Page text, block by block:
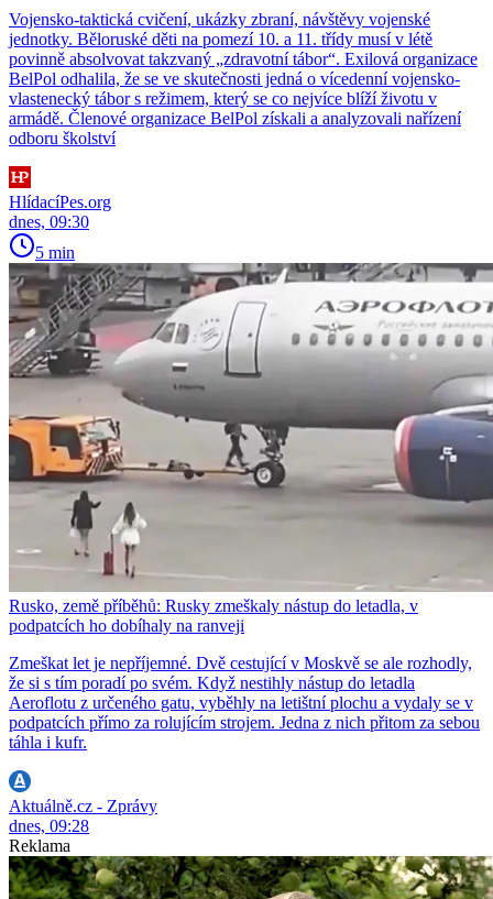
Vojensko-taktická cvičení, ukázky zbraní, návštěvy vojenské
jednotky. Běloruské děti na pomezí 10. a 11. třídy musí v létě
povinně absolvovat takzvaný „zdravotní tábor“. Exilová organizace
BelPol odhalila, že se ve skutečnosti jedná o vícedenní vojensko-
vlastenecký tábor s režimem, který se co nejvíce blíží životu v
armádě. Členové organizace BelPol získali a analyzovali nařízení
odboru školství
HlídacíPes.org
dnes, 09:30
5 min
Rusko, země příběhů: Rusky zmeškaly nástup do letadla, v
podpatcích ho dobíhaly na ranveji
Zmeškat let je nepříjemné. Dvě cestující v Moskvě se ale rozhodly,
že si s tím poradí po svém. Když nestihly nástup do letadla
Aeroflotu z určeného gatu, vyběhly na letištní plochu a vydaly se v
podpatcích přímo za rolujícím strojem. Jedna z nich přitom za sebou
táhla i kufr.
Aktuálně.cz - Zprávy
dnes, 09:28
Reklama